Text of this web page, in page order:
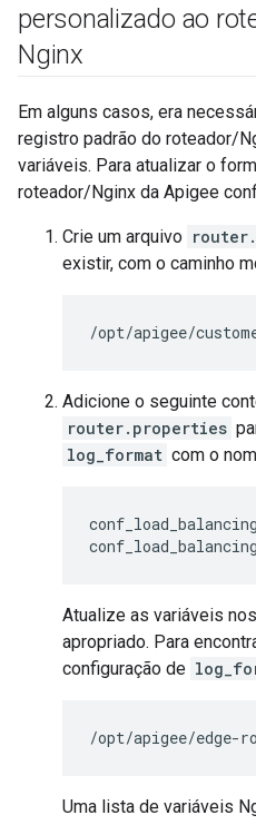
personalizado ao
Nginx
Em alguns casos, era
registro padrão do roteador/
variáveis. Para atualizar o
roteador/Nginx da Apigee
Crie um arquivo
existir, com o caminho
/opt/apigee/
Adicione o seguinte
router.properties
log_format com o
Atualize as variáveis
apropriado. Para
configuração de
/opt/apigee/edge-
Uma lista de variáveis